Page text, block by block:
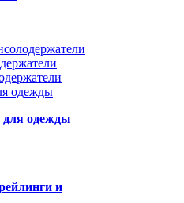
одежды
и